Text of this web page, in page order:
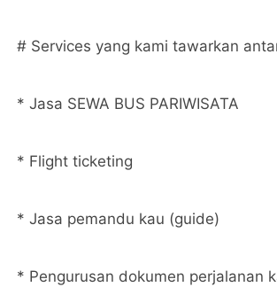
# Services yang kami tawarkan
* Jasa SEWA BUS PARIWISATA
* Flight ticketing
* Jasa pemandu kau (guide)
* Pengurusan dokumen perjalanan